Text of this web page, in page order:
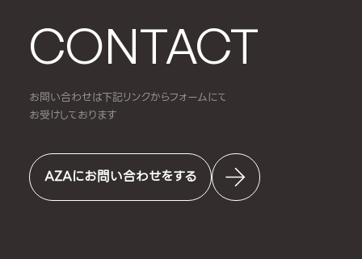
CONTACT
お問い合わせは下記リンクからフォームにて
お受けしております
AZAにお問い合わせをする